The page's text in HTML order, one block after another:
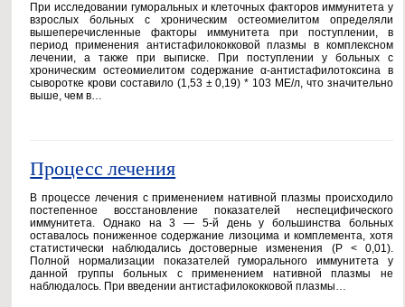
При исследовании гуморальных и клеточных факторов иммунитета у
взрослых больных с хроническим остеомиелитом определяли
вышеперечисленные факторы иммунитета при поступлении, в
период применения антистафилококковой плазмы в комплексном
лечении, а также при выписке. При поступлении у больных с
хроническим остеомиелитом содержание α-антистафилотоксина в
сыворотке крови составило (1,53 ± 0,19) * 103 МЕ/л, что значительно
выше, чем в…
Процесс лечения
В процессе лечения с применением нативной плазмы происходило
постепенное восстановление показателей неспецифического
иммунитета. Однако на 3 — 5-й день у большинства больных
оставалось пониженное содержание лизоцима и комплемента, хотя
статистически наблюдались достоверные изменения (Р < 0,01).
Полной нормализации показателей гуморального иммунитета у
данной группы больных с применением нативной плазмы не
наблюдалось. При введении антистафилококковой плазмы…